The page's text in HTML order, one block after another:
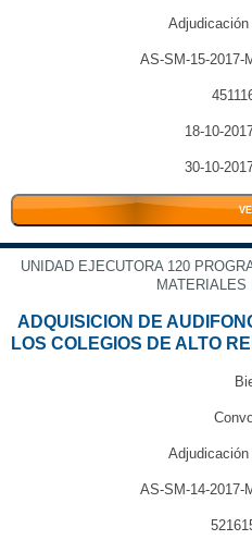
AS-SM-15-2017-
18-10-
30-10-
UNIDAD EJECUTORA 120
MATERIALES
ADQUISICION DE
LOS COLEGIOS DE ALTO
AS-SM-14-2017-